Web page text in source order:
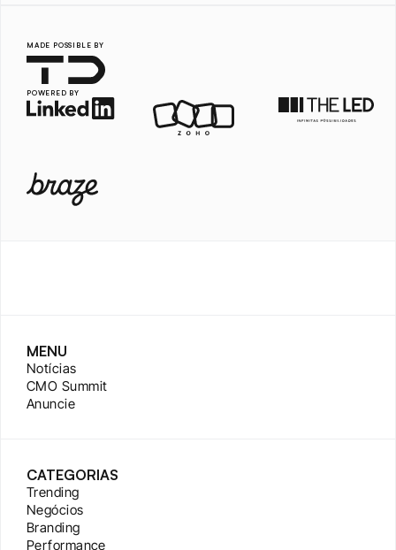
MADE POSSIBLE BY
POWERED BY
MENU
Notícias
CMO Summit
Anuncie
CATEGORIAS
Trending
Negócios
Branding
Performance